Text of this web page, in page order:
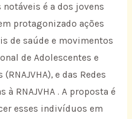
é a dos jovens
protagonizado ações
de saúde e movimentos
de Adolescentes e
e das Redes
RNAJVHA . A proposta é
esses indivíduos em